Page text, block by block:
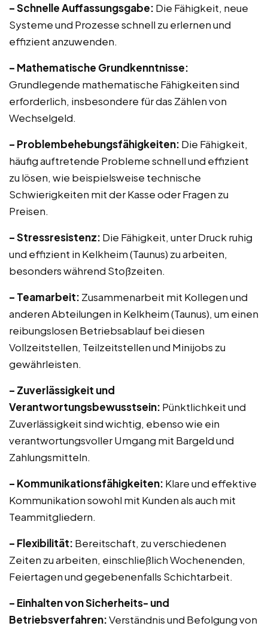
– Schnelle Auffassungsgabe: Die Fähigkeit, neue
Systeme und Prozesse schnell zu erlernen und
effizient anzuwenden.
– Mathematische Grundkenntnisse:
Grundlegende mathematische Fähigkeiten sind
erforderlich, insbesondere für das Zählen von
Wechselgeld.
– Problembehebungsfähigkeiten: Die Fähigkeit,
häufig auftretende Probleme schnell und effizient
zu lösen, wie beispielsweise technische
Schwierigkeiten mit der Kasse oder Fragen zu
Preisen.
– Stressresistenz: Die Fähigkeit, unter Druck ruhig
und effizient in Kelkheim (Taunus) zu arbeiten,
besonders während Stoßzeiten.
– Teamarbeit: Zusammenarbeit mit Kollegen und
anderen Abteilungen in Kelkheim (Taunus), um einen
reibungslosen Betriebsablauf bei diesen
Vollzeitstellen, Teilzeitstellen und Minijobs zu
gewährleisten.
– Zuverlässigkeit und
Verantwortungsbewusstsein: Pünktlichkeit und
Zuverlässigkeit sind wichtig, ebenso wie ein
verantwortungsvoller Umgang mit Bargeld und
Zahlungsmitteln.
– Kommunikationsfähigkeiten: Klare und effektive
Kommunikation sowohl mit Kunden als auch mit
Teammitgliedern.
– Flexibilität: Bereitschaft, zu verschiedenen
Zeiten zu arbeiten, einschließlich Wochenenden,
Feiertagen und gegebenenfalls Schichtarbeit.
– Einhalten von Sicherheits- und
Betriebsverfahren:Verständnis und Befolgung von